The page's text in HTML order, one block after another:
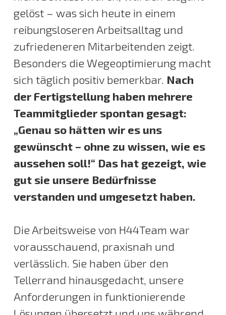
gelöst – was sich heute in einem
reibungsloseren Arbeitsalltag und
zufriedeneren Mitarbeitenden zeigt.
Besonders die Wegeoptimierung macht
sich täglich positiv bemerkbar. Nach
der Fertigstellung haben mehrere
Teammitglieder spontan gesagt:
„Genau so hätten wir es uns
gewünscht – ohne zu wissen, wie es
aussehen soll!“ Das hat gezeigt, wie
gut sie unsere Bedürfnisse
verstanden und umgesetzt haben.
Die Arbeitsweise von H44Team war
vorausschauend, praxisnah und
verlässlich. Sie haben über den
Tellerrand hinausgedacht, unsere
Anforderungen in funktionierende